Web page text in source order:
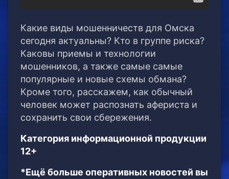
Какие виды мошенничеств для Омска
сегодня актуальны? Кто в группе риска?
Каковы приемы и технологии
мошенников, а также самые самые
популярные и новые схемы обмана?
Кроме того, расскажем, как обычный
человек может распознать афериста и
сохранить свои сбережения.
Категория информационной продукции
12+
*Ещё больше оперативных новостей вы